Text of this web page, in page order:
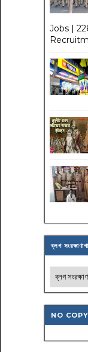
Jobs |
ব্লগ
NO COPY